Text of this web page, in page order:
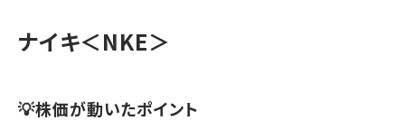
ナイキ＜NKE＞
💡株価が動いたポイント